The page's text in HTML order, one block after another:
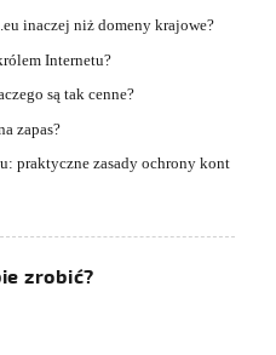
inaczej niż domeny krajowe?
Internetu?
są tak cenne?
zapas?
praktyczne zasady ochrony kont
zrobić?